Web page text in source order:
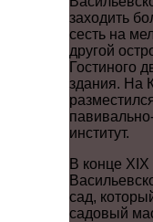
заходить
сесть на
другой
Гостиного
здания. На
институт.
В конце
сад,
садовый